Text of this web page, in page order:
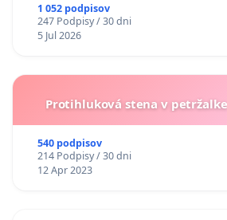
1 052 podpisov
247 Podpisy / 30 dni
5 Jul 2026
Protihluková stena v
540 podpisov
214 Podpisy / 30 dni
12 Apr 2023